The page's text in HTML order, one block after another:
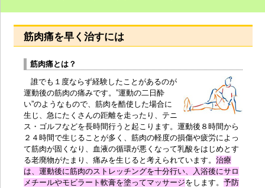
筋肉痛を早く治すには
筋肉痛とは？
誰でも１度ならず経験したことがあるのが
運動後の筋肉の痛みです。”運動の二日酔
い”のようなもので、 筋肉を酷使 した場合に
生じ、急にたくさんの距離を走ったり、テニ
ス・ゴルフなどを長時間行うと起こります。運動後８時間から
２４時間で生じることが多く、筋肉の軽度の損傷や疲労によっ
て筋肉が固くなり、血液の循環が悪くなって乳酸をはじめとす
る老廃物がたまり、痛みを生じると考えられています。 治療
は、運動後に筋肉のストレッチングを十分行い、入浴後にサロ
メチールやモビラート軟膏を塗ってマッサージをします。 予防